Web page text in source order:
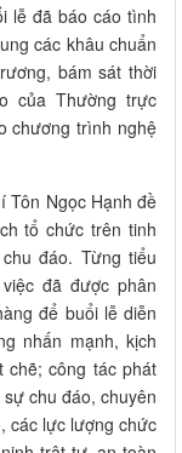
lễ đã báo cáo tình
các khâu chuẩn
bám sát thời
của Thường trực
chương trình nghệ
Tôn Ngọc Hạnh đề
tổ chức trên tinh
đáo. Từng tiểu
đã được phân
để buổi lễ diễn
nhấn mạnh, kịch
chẽ; công tác phát
chu đáo, chuyên
các lực lượng chức